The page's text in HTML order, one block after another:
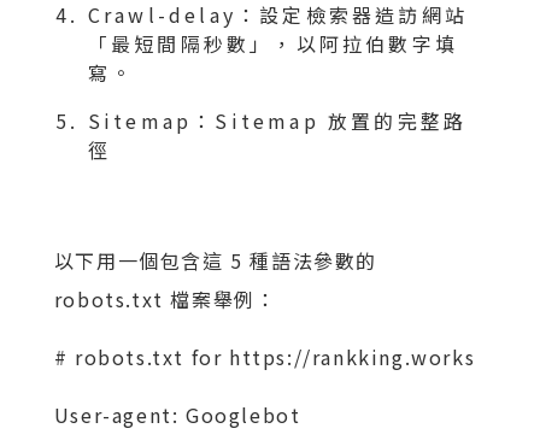
Crawl-delay：設定檢索器造訪網站
「最短間隔秒數」，以阿拉伯數字填
寫。
Sitemap：Sitemap 放置的完整路
徑
以下用一個包含這 5 種語法參數的
robots.txt 檔案舉例：
# robots.txt for https://rankking.works
User-agent: Googlebot